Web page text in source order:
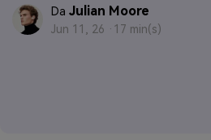
Da Julian Moore
Jun 11, 26 · 17 min(s)